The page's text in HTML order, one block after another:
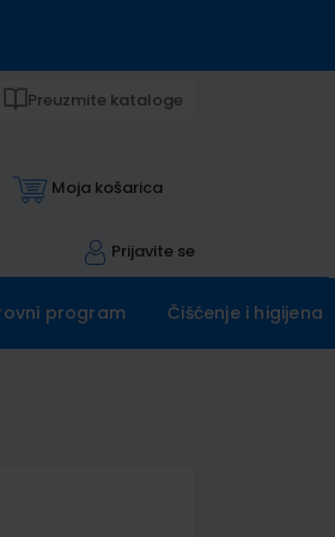
Preuzmite kataloge
Moja košarica
Prijavite se
program Čišćenje i higijena